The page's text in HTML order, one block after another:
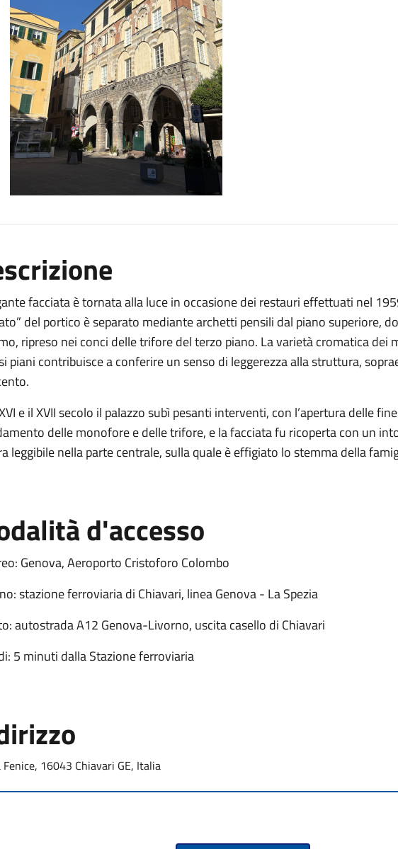
facciata è tornata alla luce in occasione dei restauri effettuati nel
del portico è separato mediante archetti pensili dal piano superiore,
ripreso nei conci delle trifore del terzo piano. La varietà cromatica dei
piani contribuisce a conferire un senso di leggerezza alla struttura,
e il XVII secolo il palazzo subì pesanti interventi, con l’apertura delle
delle monofore e delle trifore, e la facciata fu ricoperta con un
leggibile nella parte centrale, sulla quale è effigiato lo stemma della
d'accesso
Genova, Aeroporto Cristoforo Colombo
stazione ferroviaria di Chiavari, linea Genova - La Spezia
autostrada A12 Genova-Livorno, uscita casello di Chiavari
5 minuti dalla Stazione ferroviaria
Fenice, 16043 Chiavari GE, Italia